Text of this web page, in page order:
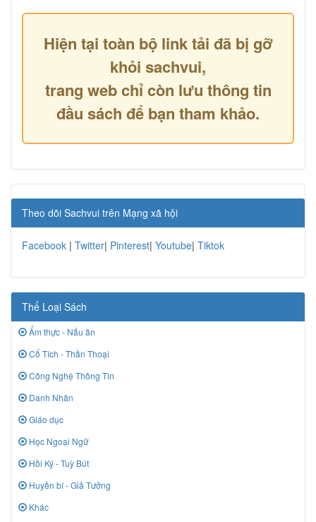
Hiện tại toàn bộ link tải đã bị gỡ
khỏi sachvui,
trang web chỉ còn lưu thông tin
đầu sách để bạn tham khảo.
Theo dõi Sachvui trên Mạng xã hội
Facebook | Twitter| Pinterest| Youtube| Tiktok
Thể Loại Sách
Ẩm thực - Nấu ăn
Cổ Tích - Thần Thoại
Công Nghệ Thông Tin
Danh Nhân
Giáo dục
Học Ngoại Ngữ
Hồi Ký - Tuỳ Bút
Huyền bí - Giả Tưởng
Khác